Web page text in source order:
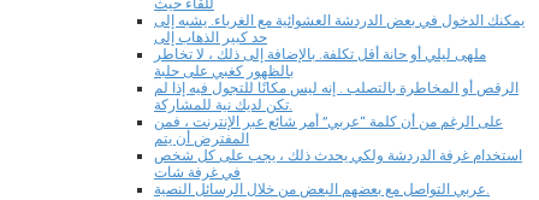
للقاء حيث
يمكنك الدخول في بعض الدردشة العشوائية مع الغرباء. يشبه إلى
حد كبير الذهاب إلى
ملهى ليلي أو حانة أقل تكلفة. بالإضافة إلى ذلك ، لا تخاطر
بالظهور كغبي على حلبة
الرقص أو المخاطرة بالتصلب . إنه ليس مكانًا للتجول فيه إذا لم
تكن لديك نية للمشاركة.
على الرغم من أن كلمة “عربي” أمر شائع عبر الإنترنت ، فمن
المفترض أن يتم
استخدام غرفة الدردشة ولكي يحدث ذلك ، يجب على كل شخص
في غرفة شات
عربي التواصل مع بعضهم البعض من خلال الرسائل النصية.